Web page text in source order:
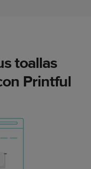
toallas
Printful